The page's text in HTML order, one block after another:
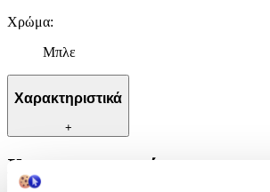
Χρώμα:
Μπλε
Χαρακτηριστικά
+
Χαρακτηριστικά